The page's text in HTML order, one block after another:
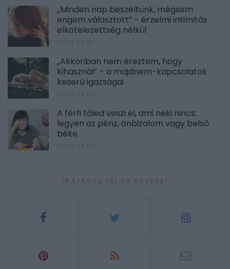
„Minden nap beszéltünk, mégsem
engem választott” – érzelmi intimitás
elkötelezettség nélkül
2026.08.07.
„Akkoriban nem éreztem, hogy
kihasznál” – a majdnem-kapcsolatok
keserű igazságai
A férfi tőled veszi el, ami neki nincs:
legyen az pénz, önbizalom vagy belső
béke
IRATKOZZ FEL ÉS KÖVESS!